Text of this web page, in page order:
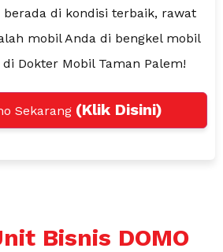
di kondisi terbaik, rawat
mobil Anda di bengkel mobil
Dokter Mobil Taman Palem!
Sekarang (Klik Disini)
Bisnis DOMO